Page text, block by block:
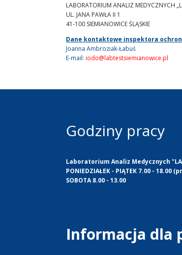
LABORATORIUM ANALIZ MEDYCZNYCH
UL. JANA PAWŁA II 1
41-100 SIEMIANOWICE ŚLĄSKIE
Dane kontaktowe inspektora
Joanna Ambroziak-Łabuś
E-mail:iodo@labtestsiemianowice.pl
Godziny pracy
Laboratorium Analiz Medycznych
PONIEDZIAŁEK - PIĄTEK 7.00 -
SOBOTA 8.00 - 13.00
Informacja dla